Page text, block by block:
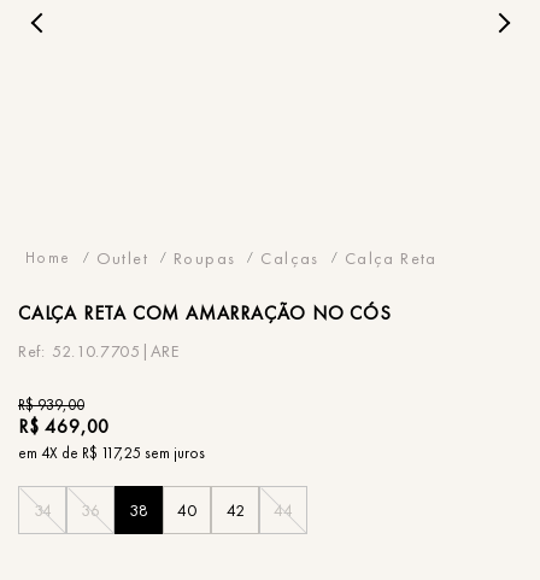
Outlet Roupas Calças Calça Reta
CALÇA RETA COM AMARRAÇÃO NO CÓS
52.10.7705|ARE
R$939,00
R$ 469,00
em 4X de R$ 117,25 sem juros
34 36 38 40 42 44